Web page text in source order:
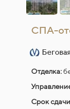
СПА-
Отделка:
Срок